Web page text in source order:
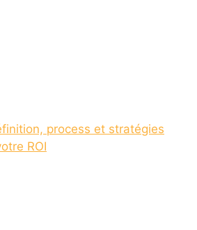
process et stratégies
ROI